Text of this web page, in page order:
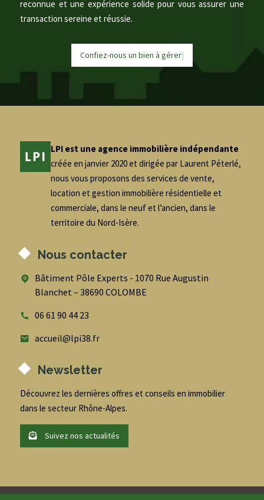
reconnue et une expérience solide pour vous assurer une
transaction sereine et réussie.
Confiez-nous un bien àgére|
LPI est une agence immobilière indépendante
créée en janvier 2020 et dirigée par Laurent Péterlé,
nous vous proposons des services de vente,
location et gestion immobilière résidentielle et
commerciale, dans le neuf et l’ancien, dans le
territoire du Nord-Isère.
Nous contacter
Bâtiment Pôle Experts - 1070 Rue Augustin
Blanchet – 38690 COLOMBE
06 61 90 44 23
accueil@lpi38.fr
Newsletter
Découvrez les dernières offres et conseils en immobilier
dans le secteur Rhône-Alpes.
Suivez nos actualités